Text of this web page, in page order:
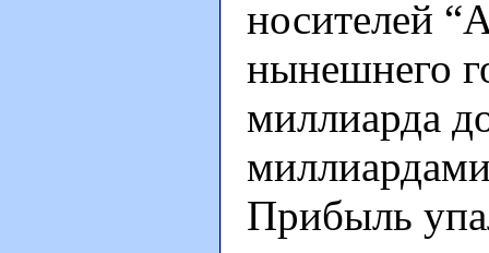
носителей
нынешнего
миллиарда
Прибыль